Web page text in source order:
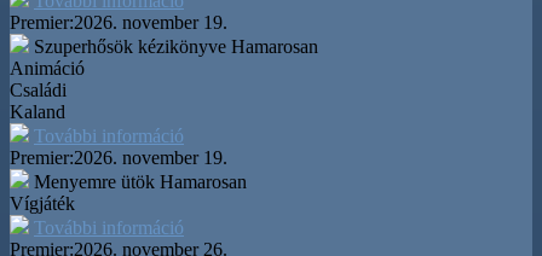
Premier:2026. november 19.
Szuperhősök kézikönyve Hamarosan
Animáció
Családi
Kaland
További információ
Premier:2026. november 19.
Menyemre ütök Hamarosan
Vígjáték
További információ
Premier:2026. november 26.